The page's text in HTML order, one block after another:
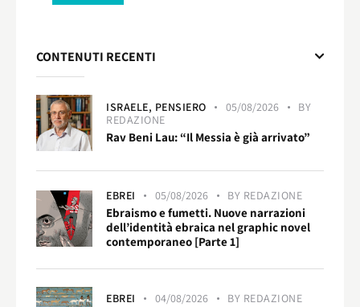
CONTENUTI RECENTI
ISRAELE, PENSIERO 05/08/2026
BY
REDAZIONE
Rav Beni Lau: “Il Messia è già arrivato”
EBREI 05/08/2026 BY REDAZIONE
Ebraismo e fumetti. Nuove narrazioni
dell’identità ebraica nel graphic novel
contemporaneo [Parte 1]
EBREI 04/08/2026 BY REDAZIONE